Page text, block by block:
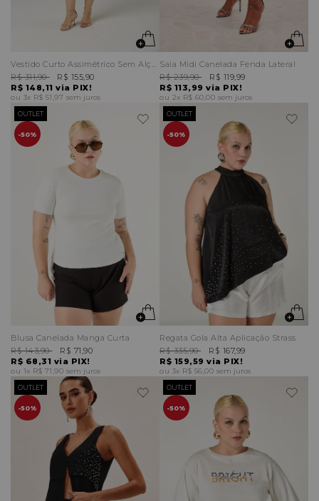
Vestido Curto Assimétrico Sem Alças
R$ 148,11 via PIX!
R$ 311,90 R$ 155,90
3x R$ 51,97 sem juros
Saia Midi Canelada Fenda Lateral
R$ 113,99 via PIX!
R$ 239,90 R$ 119,99
2x R$ 60,00 sem juros
50%
OUTLET
Blusa Canelada Manga Curta
R$ 68,31 via PIX!
R$ 143,90 R$ 71,90
1x R$ 71,90 sem juros
50%
OUTLET
Regata Gola Alta Aplicação Strass
R$ 159,59 via PIX!
R$ 335,90 R$ 167,99
3x R$ 56,00 sem juros
50%
OUTLET
50%
OUTLET